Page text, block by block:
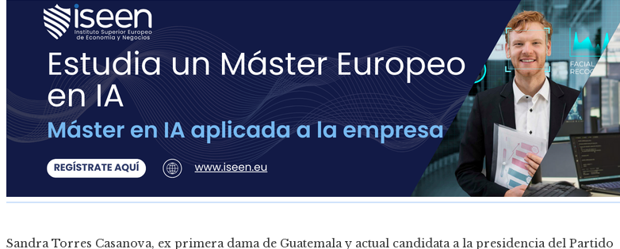
Sandra Torres Casanova, ex primera dama de Guatemala y actual candidata a la presidencia del Partido